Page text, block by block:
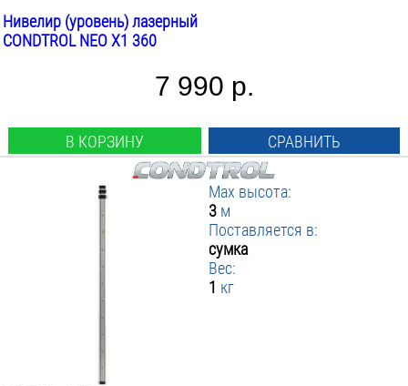
Нивелир (уровень) лазерный
CONDTROL NEO X1 360
7 990 р.
В КОРЗИНУ СРАВНИТЬ
Max высота:
3 м
Поставляется в:
сумка
Вес:
1 кг